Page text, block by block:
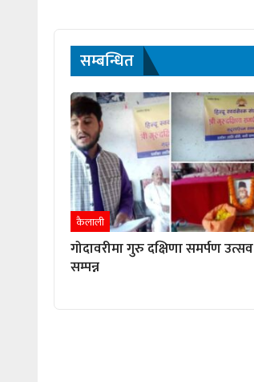
सम्बन्धित
कैलाली
गोदावरीमा गुरु दक्षिणा समर्पण उत्सव
सम्पन्न